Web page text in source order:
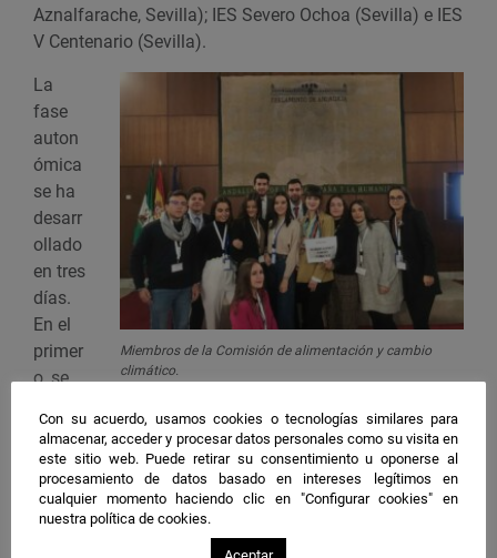
Aznalfarache, Sevilla); IES Severo Ochoa (Sevilla) e IES
V Centenario (Sevilla).
Miembros de la Comisión de alimentación y cambio
climático.
La
fase
auton
ómica
se ha
desarr
ollado
en tres
días.
En el
primer
o, se
maron cuatro comités y se promovieron actividades
para que se conozcan sus miembros. El segundo día,
los estudiantes pusieron en común toda la
información y charlaron con expertos en cada línea de
debate que han trabajado: alimentación y cambio
Con su acuerdo, usamos cookies o tecnologías similares para
almacenar, acceder y procesar datos personales como su visita en
este sitio web. Puede retirar su consentimiento u oponerse al
procesamiento de datos basado en intereses legítimos en
cualquier momento haciendo clic en "Configurar cookies" en
nuestra política de cookies.